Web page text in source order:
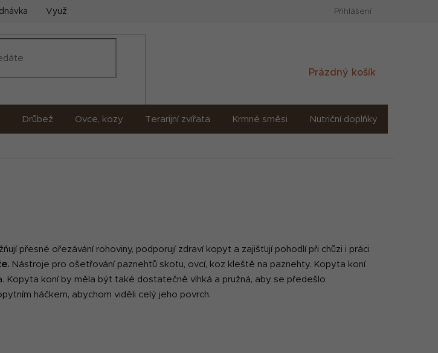
Využití umělé inteligence (AI) Přihlášení
Nákupní
Prázdný košík
Drůbež Ovce, kozy Terarijní zvířata Krmné směsi Nutriční doplňky
přesné ořezávání rohoviny, podporují zdraví kopyt a zajišťují pohodlí při chůzi i práci
Nástroje pro ošetřování paznehtů skotu, ovcí, koz kleště na paznehty. Kopyta koní
. Kopyta koní by měla být také dostatečně vlhká a pružná, aby se předešlo
háčkem, abychom viděli celý jeho povrch.